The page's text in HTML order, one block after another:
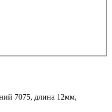
7075, длина 12мм,